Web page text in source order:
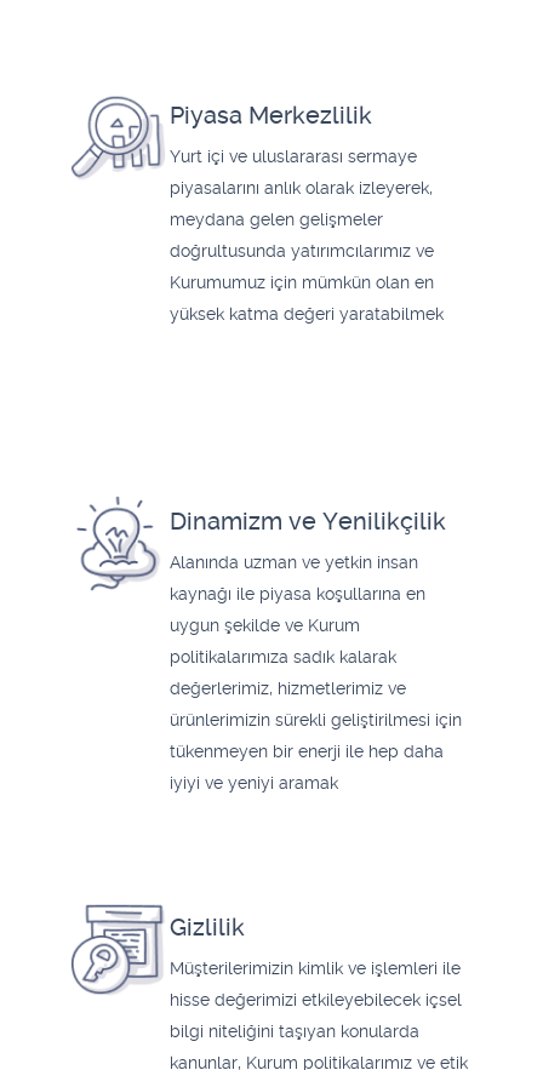
Piyasa Merkezlilik
Yurt içi ve uluslararası sermaye
piyasalarını anlık olarak izleyerek,
meydana gelen gelişmeler
doğrultusunda yatırımcılarımız ve
Kurumumuz için mümkün olan en
yüksek katma değeri yaratabilmek
Dinamizm ve Yenilikçilik
Alanında uzman ve yetkin insan
kaynağı ile piyasa koşullarına en
uygun şekilde ve Kurum
politikalarımıza sadık kalarak
değerlerimiz, hizmetlerimiz ve
ürünlerimizin sürekli geliştirilmesi için
tükenmeyen bir enerji ile hep daha
iyiyi ve yeniyi aramak
Gizlilik
Müşterilerimizin kimlik ve işlemleri ile
hisse değerimizi etkileyebilecek içsel
bilgi niteliğini taşıyan konularda
kanunlar, Kurum politikalarımız ve etik